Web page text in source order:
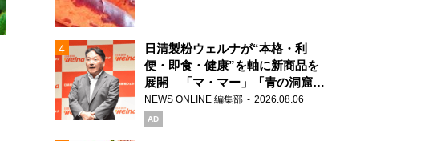
日清製粉ウェルナが“本格・利
便・即食・健康”を軸に新商品を
展開 「マ・マー」「青の洞窟」
ブランドを強化
NEWS ONLINE 編集部 2026.08.06